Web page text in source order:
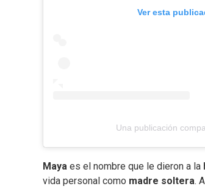
Ver esta
Una publicación
Maya es el nombre que le dieron a la
vida personal como madre soltera.